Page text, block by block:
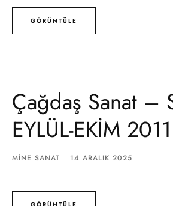
GÖRÜNTÜLE
Çağdaş Sanat –
EYLÜL-EKİM 2011
MINE SANAT 14 ARALIK 2025
GÖRÜNTÜLE